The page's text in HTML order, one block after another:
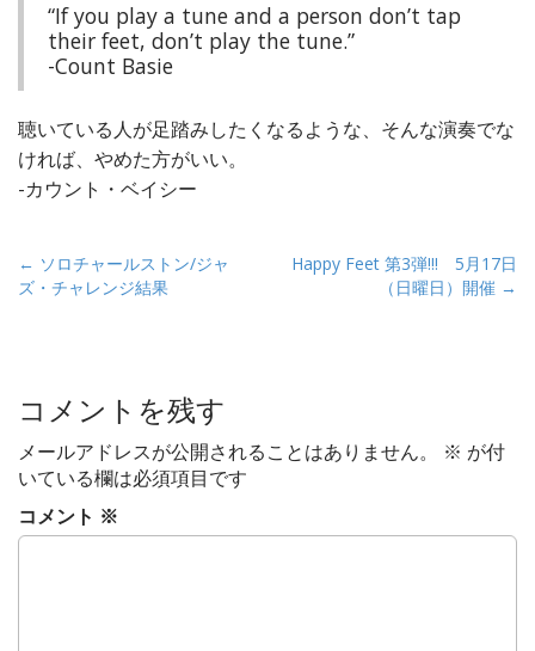
“If you play a tune and a person don’t tap
their feet, don’t play the tune.”
-Count Basie
聴いている人が足踏みしたくなるような、そんな演奏でな
ければ、やめた方がいい。
-カウント・ベイシー
P
o
a
v
i
g
a
← ソロチャールストン/ジャ
ズ・チャレンジ結果
Happy Feet 第3弾!!! 5月17日
（日曜日）開催 →
コメントを残す
メールアドレスが公開されることはありません。 ※ が付
いている欄は必須項目です
コメント ※